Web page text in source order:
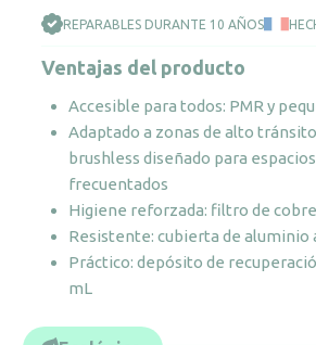
REPARABLES DURANTE 10 AÑOS
Ventajas del producto
Accesible para todos: PMR y
Adaptado a zonas de alto
brushless diseñado para
frecuentados
Higiene reforzada: filtro de cobre
Resistente: cubierta de aluminio
Práctico: depósito de
mL